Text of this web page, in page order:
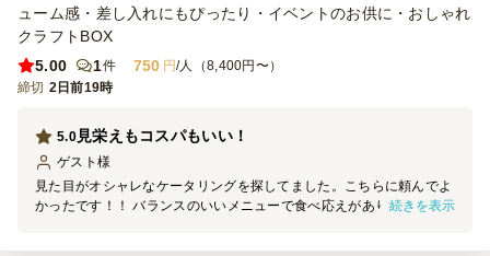
ューム感・差し入れにもぴったり・イベントのお供に・おしゃれ
クラフトBOX
5.00
1件 750 円/人（8,400円〜）
締切 2日前19時
見栄えもコスパもいい！
5.0
ゲスト 様
見た目がオシャレなケータリングを探してました。こちらに頼んでよ
かったです！！ バランスのいいメニューで食べ応えがありました！
続きを表示